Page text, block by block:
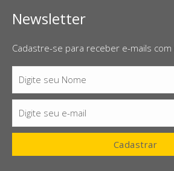
Newsletter
Cadastre-se para receber e-mails
Nome
Digite seu Nome
E-
mail
Digite seu e-mail
Cadastrar